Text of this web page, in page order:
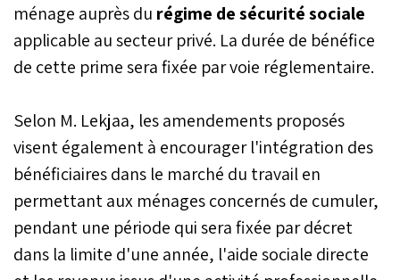
ménage auprès du régime de sécurité sociale
applicable au secteur privé. La durée de bénéfice
de cette prime sera fixée par voie réglementaire.
Selon M. Lekjaa, les amendements proposés
visent également à encourager l'intégration des
bénéficiaires dans le marché du travail en
permettant aux ménages concernés de cumuler,
pendant une période qui sera fixée par décret
dans la limite d'une année, l'aide sociale directe